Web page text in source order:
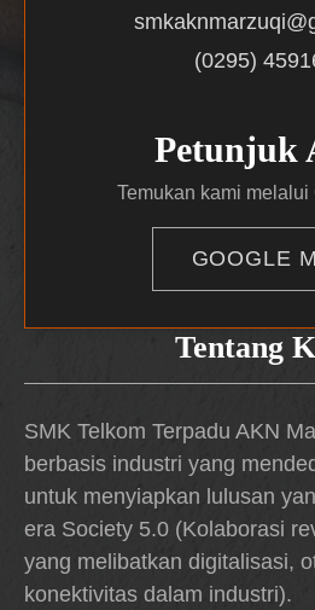
Tentang
SMK Telkom Terpadu AKN
berbasis industri yang
untuk menyiapkan lulusan
era Society 5.0 (Kolaborasi
yang melibatkan digitalisasi,
konektivitas dalam industri).
(0295)
Petunjuk
Temukan kami melalui
GOOGLE